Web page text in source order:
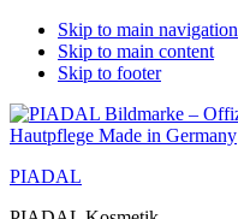
Skip to main navigation
Skip to main content
Skip to footer
PIADAL